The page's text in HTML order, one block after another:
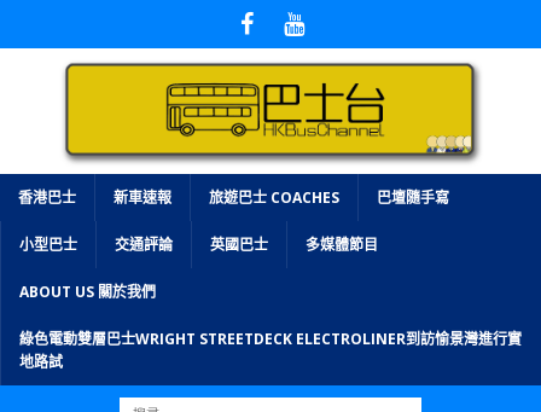
香港巴士 新車速報 旅遊巴士 COACHES 巴壇隨手寫
小型巴士 交通評論 英國巴士 多媒體節目
ABOUT US 關於我們
綠色電動雙層巴士WRIGHT STREETDECK ELECTROLINER到訪愉景灣進行實
地路試